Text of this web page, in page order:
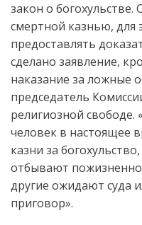
закон о богохульстве.
смертной казнью, для
предоставлять
сделано заявление,
наказание за ложные
председатель
религиозной
человек в настоящее
казни за
отбывают
другие ожидают суда
приговор».